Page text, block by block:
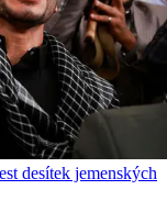
desítek jemenských